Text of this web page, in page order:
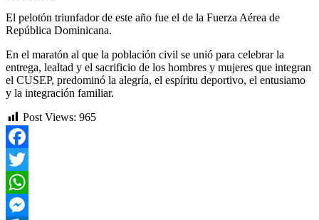
El pelotón triunfador de este año fue el de la Fuerza Aérea de
República Dominicana.
En el maratón al que la población civil se unió para celebrar la
entrega, lealtad y el sacrificio de los hombres y mujeres que integran
el CUSEP, predominó la alegría, el espíritu deportivo, el entusiamo
y la integración familiar.
Post Views: 965
Facebook
Twitter
WhatsApp